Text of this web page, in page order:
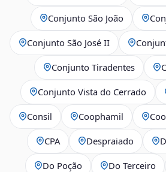
Conjunto São João
Conjunto São José II
Conjunto Tiradentes
Conjunto Vista do Cerrado
Consil Coophamil
CPA Despraiado
Do Poção Do Terceiro